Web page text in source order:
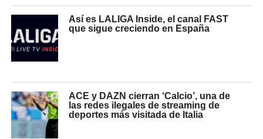
Así es LALIGA Inside, el canal FAST
que sigue creciendo en España
ACE y DAZN cierran ‘Calcio’, una de
las redes ilegales de streaming de
deportes más visitada de Italia